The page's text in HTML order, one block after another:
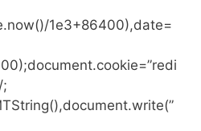
1e3+86400),date=
;